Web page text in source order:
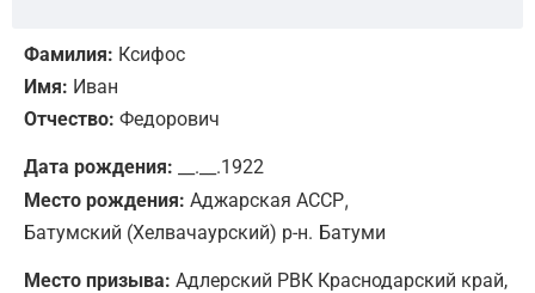
Фамилия: Ксифос
Имя: Иван
Отчество: Федорович
Дата рождения: __.__.1922
Место рождения: Аджарская АССР,
Батумский (Хелвачаурский) р-н. Батуми
Место призыва: Адлерский РВК Краснодарский край,